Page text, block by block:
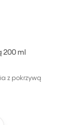
200 ml
z pokrzywą